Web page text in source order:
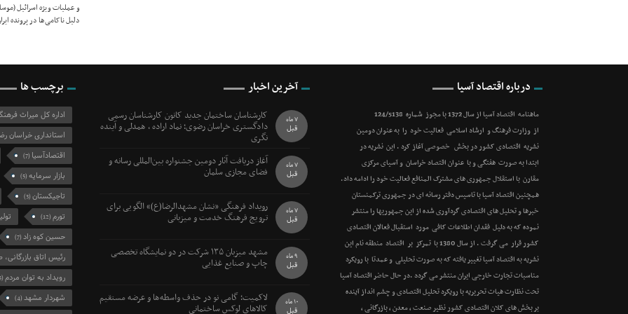
و عملیات ویژه اسرائیل
دلیل ناکامی‌ها در پرونده
درباره اقتصاد آسیا
ماهنامه اقتصاد آسیا از سال 1372 با مجوز شماره 124/5138
از وزارت فرهنگ و ارشاد اسلامی فعالیت خود را به عنوان دومین
نشریه اقتصادی کشور در بخش خصوصی آغاز کرد . این نشریه در
ابتدا به صورت هفتگی و با عنوان اقتصاد خراسان و آسیای مرکزی
مقارن با استقلال جمهوری های مشترک المنافع فعالیت خود را ادامه داد.
همچنین اقتصاد آسیا با تاسیس دفتر رسانه ای در جمهوری ترکمنستان
خبرها و تحلیل های اقتصادی گردآوری شده از این جمهوریها را منتشر
نموده که به دلیل فقدان اطلاعات کافی مورد استقبال فعالان اقتصادی
کشور قرار می گرفت . از سال 1380 با تمرکز بر اقتصاد منطقه نام این
نشریه به اقتصاد آسیا تغییر یافته که به صورت تحلیلی و عمدتا با رویکرد
مناسبات تجارت خارجی ایران منتشر می گردد .در حال حاضر اقتصاد آسیا
تحت نظارت هیات تحریریه با رویکرد تحلیل اقتصادی و چشم انداز آینده
بر بخش های کلان اقتصادی کشور نظیر صنعت ، معدن ، بازرگانی ،
آخرین اخبار
کارشناسان ساختمان جدید کانون کارشناسان رسمی
دادگستری خراسان رضوی؛ نماد اراده ، همدلی و آینده
نگری
7 ماه
قبل
آغاز دریافت آثار دومین جشنواره بین‌المللی رسانه و
فضای مجازی سلمان 7 ماه
قبل
رویداد فرهنگی «نشان مشهدالرضا(ع)» الگویی برای
ترویج فرهنگ خدمت و میزبانی 7 ماه
قبل
مشهد میزبان ۱۳۵ شرکت در دو نمایشگاه تخصصی
چاپ و صنایع غذایی 9 ماه
قبل
لاکمیت؛ گامی نو در حذف واسطه‌ها و عرضه مستقیم
کالاهای لوکس ساختمانی 10 ماه
قبل
برچسب ها
اداره کل میراث
استانداری خراسان
اقتصادآسیا (7)
بازار سرمایه(5)
تاجیکستان(3)
تورم(12)
حسین کوه زاد(7)
رئیس اتاق
رویداد به توان مردم(5)
شهردار مشهد(4)